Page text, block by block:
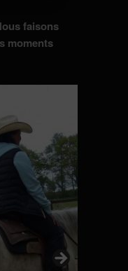
faisons
moments